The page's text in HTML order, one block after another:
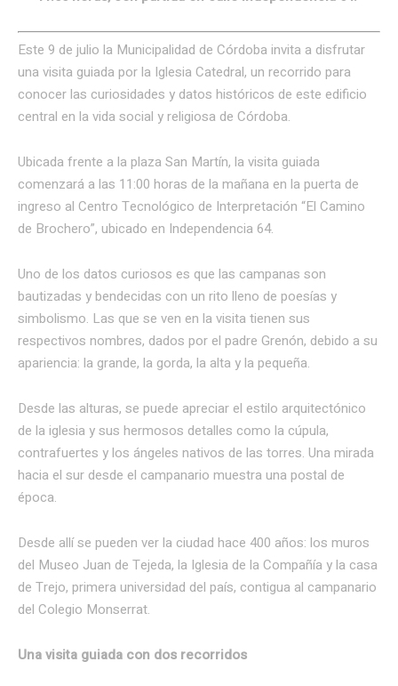
Este 9 de julio la Municipalidad de Córdoba invita a disfrutar
una visita guiada por la Iglesia Catedral, un recorrido para
conocer las curiosidades y datos históricos de este edificio
central en la vida social y religiosa de Córdoba.
Ubicada frente a la plaza San Martín, la visita guiada
comenzará a las 11:00 horas de la mañana en la puerta de
ingreso al Centro Tecnológico de Interpretación “El Camino
de Brochero”, ubicado en Independencia 64.
Uno de los datos curiosos es que las campanas son
bautizadas y bendecidas con un rito lleno de poesías y
simbolismo. Las que se ven en la visita tienen sus
respectivos nombres, dados por el padre Grenón, debido a su
apariencia: la grande, la gorda, la alta y la pequeña.
Desde las alturas, se puede apreciar el estilo arquitectónico
de la iglesia y sus hermosos detalles como la cúpula,
contrafuertes y los ángeles nativos de las torres. Una mirada
hacia el sur desde el campanario muestra una postal de
época.
Desde allí se pueden ver la ciudad hace 400 años: los muros
del Museo Juan de Tejeda, la Iglesia de la Compañía y la casa
de Trejo, primera universidad del país, contigua al campanario
del Colegio Monserrat.
Una visita guiada con dos recorridos